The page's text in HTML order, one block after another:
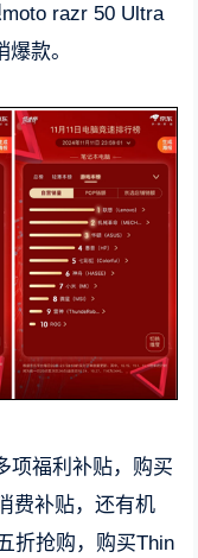
razr 50 Ultra
款。
项福利补贴，购买
费补贴，还有机
折抢购，购买Thin